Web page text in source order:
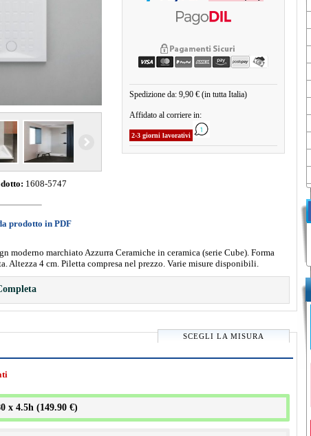
1608-5747
prodotto in PDF
Spedizione da: 9,90 € (in tutta Italia)
Affidato al corriere in:
2-3 giorni lavorativi
moderno marchiato Azzurra Ceramiche in ceramica (serie Cube). Forma
Altezza 4 cm. Piletta compresa nel prezzo. Varie misure disponibili.
SCEGLI LA MISURA
x 4.5h (149.90 €)